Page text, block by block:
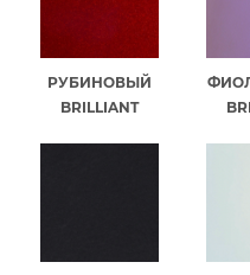
РУБИНОВЫЙ
BRILLIANT